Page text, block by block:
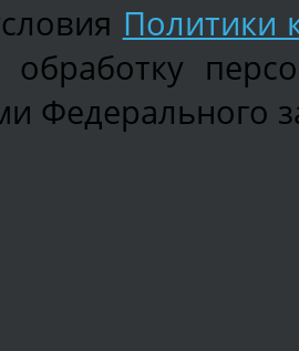
Политики
обработку
Федерального